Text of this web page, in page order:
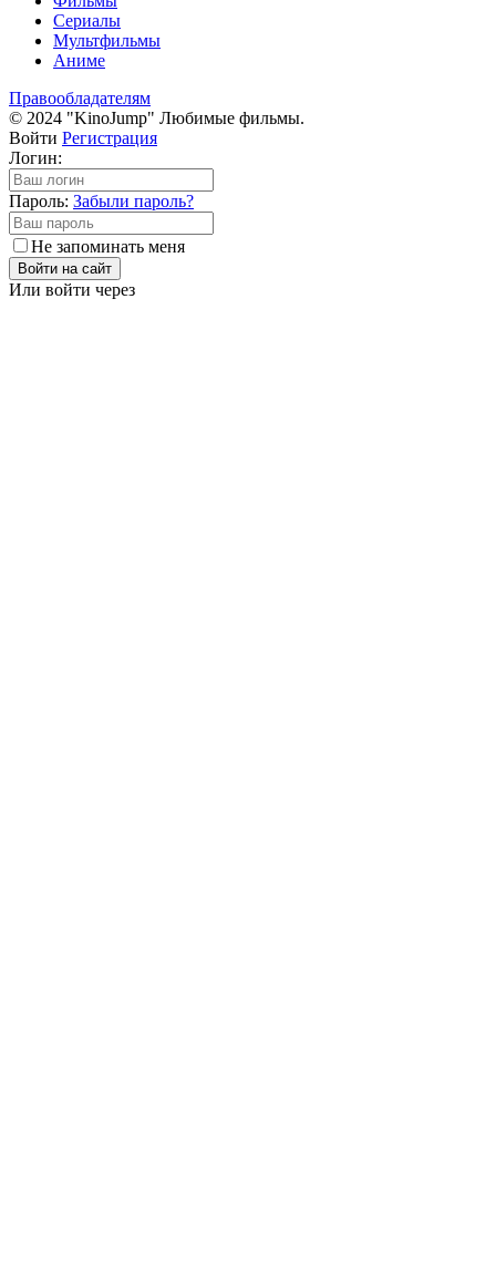
Сериалы
Мультфильмы
Аниме
Правообладателям
© 2024 "KinoJump" Любимые фильмы.
Войти Регистрация
Логин:
Пароль: Забыли пароль?
Не запоминать меня
Войти на сайт
Или войти через